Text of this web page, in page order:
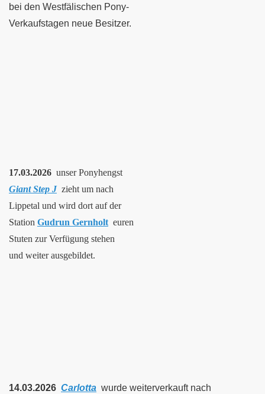
bei den Westfälischen Pony-
Verkaufstagen neue Besitzer.
17.03.2026 unser Ponyhengst
Giant Step J zieht um nach
Lippetal und wird dort auf der
Station Gudrun Gernholt euren
Stuten zur Verfügung stehen
und weiter ausgebildet.
14.03.2026 Carlotta wurde weiterverkauft nach